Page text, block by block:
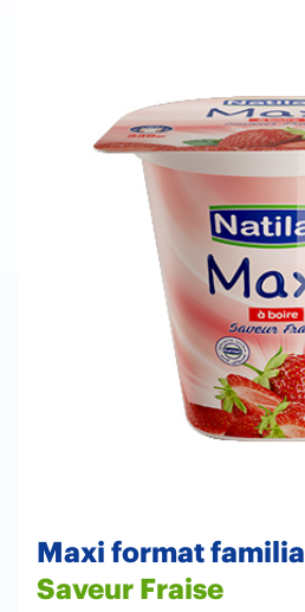
Maxi format familial
Saveur Fraise